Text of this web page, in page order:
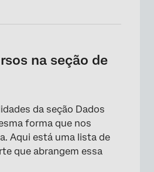
na seção de
da seção Dados
forma que nos
Aqui está uma lista de
que abrangem essa